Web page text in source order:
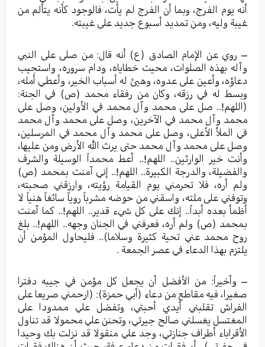
أنه يوم الفرج، وبما أن الفرج لم يأت، فالوجود كأنه يتألم من
غيبة وليه، ومن تمديد أسبوع جديد على غيبته.
– روي عن الإمام الصادق (ع) أنه قال: من صلى على النبي
وآله بهذه الصلوات، محيت خطاياه، ودام سروره، واستجيب
دعاؤه، وأعين على عدوه، وهيئ له أسباب الخير، وأعطي أمله،
وبسط له في رزقه، وكان من رفقاء محمد (ص) في الجنة:
(اللهم!.. صل على محمد وآل محمد في الأولين، وصل على
محمد وآل محمد في الآخرين، وصل على محمد وآل محمد
في الملأ الأعلى، وصل على محمد وآل محمد في المرسلين،
وصل على محمد وآل محمد حتى يرث الله الأرض ومن عليها،
وأنت خير الوارثين.. اللهم!.. أعط محمداً الوسيلة والشرف
والفضيلة، والدرجة الكبيرة.. اللهم!.. إني آمنت بمحمد (ص)
ولم أره، فلا تحرمني يوم القيامة رؤيته، وارزقني صحبته،
وتوفني على ملته، واسقني من حوضه مشرباً روياً سائغاً هنياً لا
أظمأ بعده أبداً.. إنك على كل شيء قدير.. اللهم!.. كما آمنت
بمحمد (ص) ولم أره، فعرفني في الجنان وجهه.. اللهم!.. بلغ
روح محمد عني تحية كثيرة وسلاما).. فليحاول المؤمن أن
يلتزم بهذا الدعاء في عصر الجمعة .
– وأخيراً: من الأفضل أن يجعل كل مؤمن في جيبه دفترا
صغيرا، فيه مقاطع من دعاء (أبي حمزة): (ارحمني صريعا على
الفراش تقلبني أيدي أحبتي، وتفضل علي ممدودا على
المغتسل يغسلني صالح جيرتي، وتحنن علي محمولا قد تناول
الأقراباء أطراف جنازتي، وجد علي منقولا قد نزلت بك وحيدا